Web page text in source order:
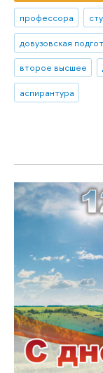
профессора
довузовская
второе высшее
аспирантура